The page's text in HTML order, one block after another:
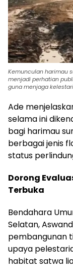
Kemunculan harimau
menjadi perhatian
guna menjaga
Ade
selama ini
bagi harimau
berbagai jenis
status
Dorong
Terbuka
Bendahara
Selatan,
pembangunan
upaya
habitat satwa